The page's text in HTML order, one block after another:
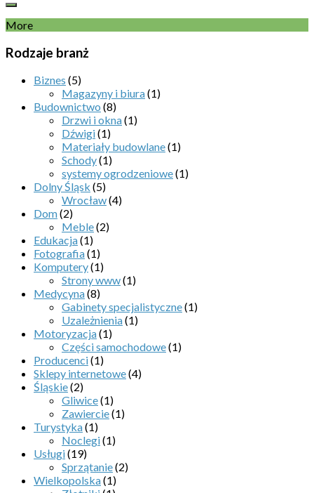
More
Rodzaje branż
Biznes (5)
Magazyny i biura(1)
Budownictwo (8)
Drzwi i okna(1)
Dźwigi(1)
Materiały budowlane(1)
Schody(1)
systemy ogrodzeniowe(1)
Dolny Śląsk (5)
Wrocław(4)
Dom(2)
Meble(2)
Edukacja(1)
Fotografia(1)
Komputery(1)
Strony www(1)
Medycyna(8)
Gabinety specjalistyczne(1)
Uzależnienia(1)
Motoryzacja(1)
Części samochodowe(1)
Producenci(1)
Sklepy internetowe(4)
Śląskie(2)
Gliwice(1)
Zawiercie(1)
Turystyka(1)
Noclegi(1)
Usługi(19)
Sprzątanie(2)
Wielkopolska(1)